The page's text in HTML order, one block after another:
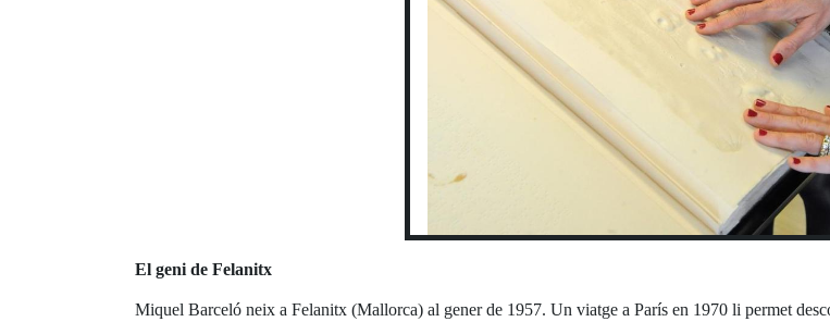
El geni de Felanitx
Miquel Barceló neix a Felanitx (Mallorca) al gener de 1957. Un viatge a París en 1970 li permet